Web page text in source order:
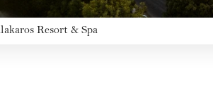
Resort & Spa